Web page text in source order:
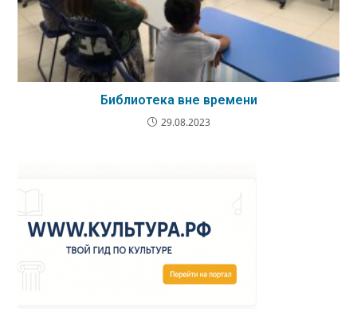
Библиотека вне времени
29.08.2023